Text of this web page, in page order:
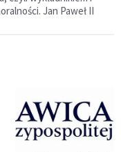
Jan Paweł II